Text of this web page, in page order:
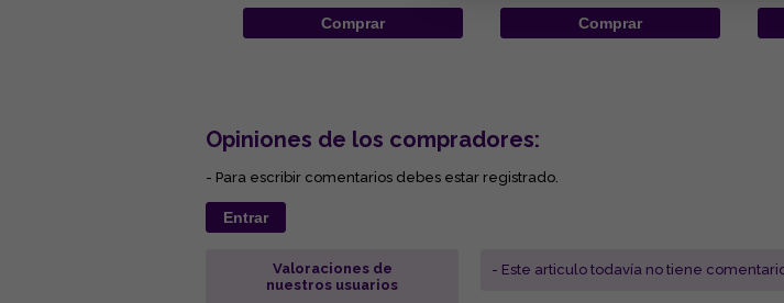
Comprar Comprar
Opiniones de los compradores:
- Para escribir comentarios debes estar registrado.
Entrar
Valoraciones de
nuestros usuarios
- Este articulo todavía no tiene